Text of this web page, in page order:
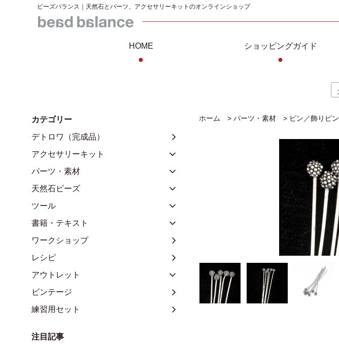
ビーズバランス｜天然石とパーツ、アクセサリーキットのオンラインショップ
HOME
●
ショッピングガイド
●
ホーム > パーツ・素材 > ピン／飾りピン
カテゴリー
デトロワ（完成品）
アクセサリーキット
パーツ・素材
天然石ビーズ
ツール
書籍・テキスト
ワークショップ
レシピ
アウトレット
ビンテージ
練習用セット
注目記事